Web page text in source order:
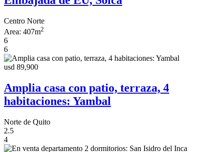
Centro Norte
Area: 407m2
6
6
usd 89,900
Amplia casa con patio, terraza, 4
habitaciones: Yambal
Norte de Quito
2.5
4